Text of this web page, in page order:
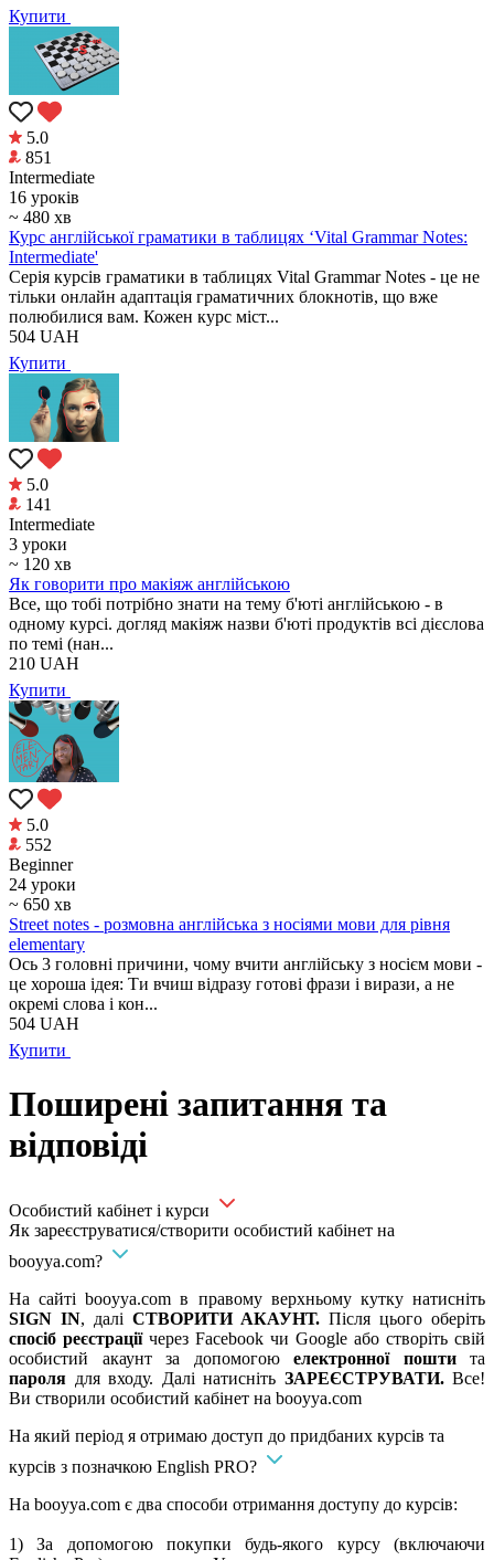
Купити
5.0
851
Intermediate
16 уроків
~ 480 хв
Курс англійської граматики в таблицях ‘Vital Grammar Notes:
Intermediate'
Серія курсів граматики в таблицях Vital Grammar Notes - це не
тільки онлайн адаптація граматичних блокнотів, що вже
полюбилися вам. Кожен курс міст...
504 UAH
Купити
5.0
141
Intermediate
3 уроки
~ 120 хв
Як говорити про макіяж англійською
Все, що тобі потрібно знати на тему б'юті англійською - в
одному курсі. догляд макіяж назви б'юті продуктів всі дієслова
по темі (нан...
210 UAH
Купити
5.0
552
Beginner
24 уроки
~ 650 хв
Street notes - розмовна англійська з носіями мови для рівня
elementary
Ось 3 головні причини, чому вчити англійську з носієм мови -
це хороша ідея: Ти вчиш відразу готові фрази і вирази, а не
окремі слова і кон...
504 UAH
Купити
Поширені запитання та
відповіді
Особистий кабінет і курси
Як зареєструватися/створити особистий кабінет на
booyya.com?
На сайті booyya.com в правому верхньому кутку натисніть
SIGN IN, далі СТВОРИТИ АКАУНТ.Після цього оберіть
спосіб реєстраціїчерез Facebook чи Google або створіть свій
особистий акаунт за допомогоюелектронної поштита
пароля для входу. Далі натисніть ЗАРЕЄСТРУВАТИ. Все!
Ви створили особистий кабінет на booyya.com
На який період я отримаю доступ до придбаних курсів та
курсів з позначкою English PRO?
На booyya.com є два способи отримання доступу до курсів:
1) За допомогою покупки будь-якого курсу (включаючи